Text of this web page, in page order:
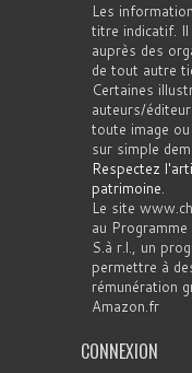
Les
titre indicatif.
auprès des
de tout autre
Certaines
auteurs/
toute image
sur simple
Respectez
patrimoine.
Le site
au
S.à r.l., un
permettre à
rémunération
Amazon.fr
CONNEXION